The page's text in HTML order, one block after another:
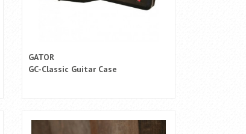
GATOR
GC-Classic Guitar Case